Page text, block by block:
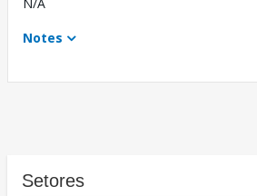
N/A
Notes
Setores